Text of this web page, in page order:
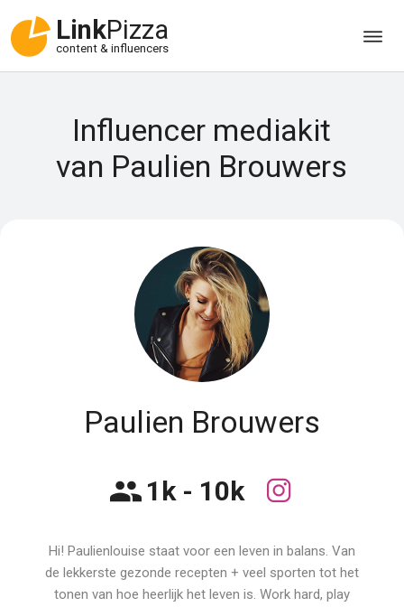
LinkPizza
content & influencers
Influencer mediakit
van Paulien Brouwers
Paulien Brouwers
1k - 10k
Hi! Paulienlouise staat voor een leven in balans. Van
de lekkerste gezonde recepten + veel sporten tot het
tonen van hoe heerlijk het leven is. Work hard, play